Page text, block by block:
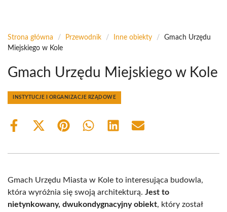
Strona główna / Przewodnik / Inne obiekty /
Gmach Urzędu
Miejskiego w Kole
Gmach Urzędu Miejskiego w Kole
INSTYTUCJE I ORGANIZACJE RZĄDOWE
Share
Share
(Twitter)
Share Share Share Share
Gmach Urzędu Miasta w Kole to interesująca budowla,
która wyróżnia się swoją architekturą. Jest to
nietynkowany, dwukondygnacyjny obiekt, który został